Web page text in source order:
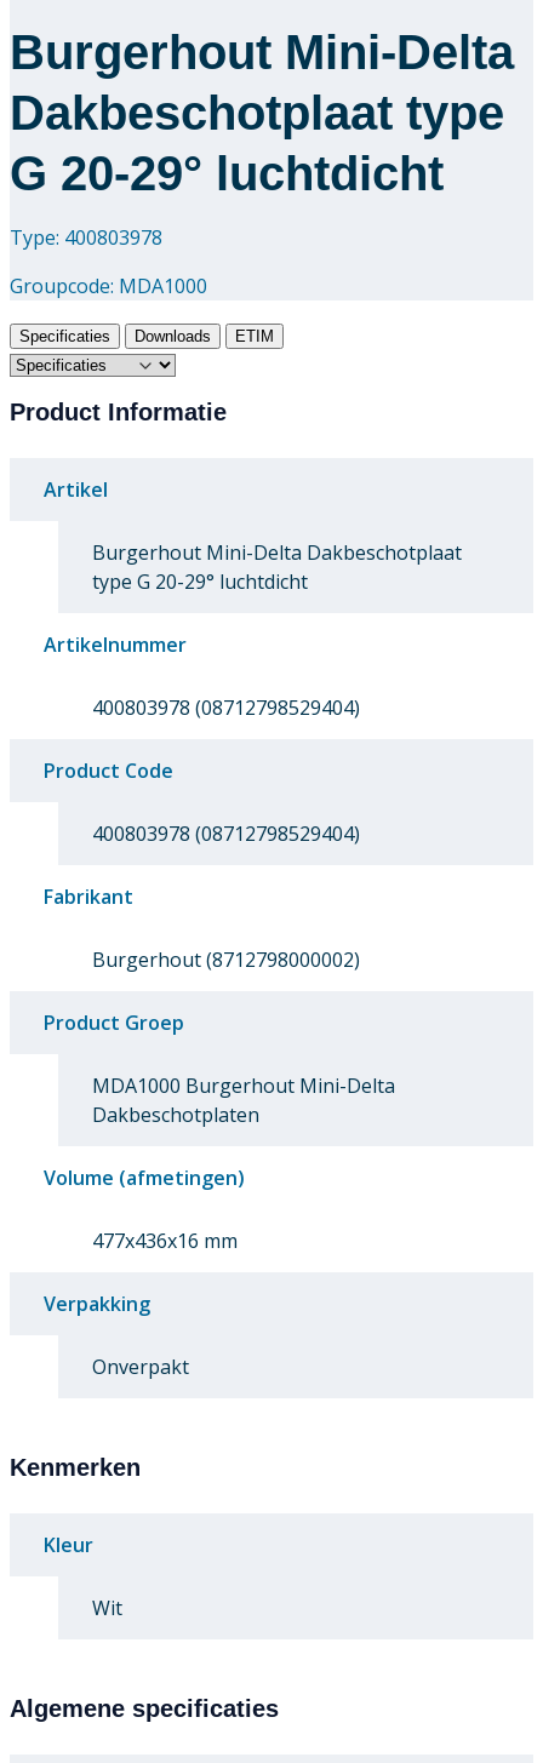
Burgerhout Mini-Delta
Dakbeschotplaat type
G 20-29° luchtdicht
Type: 400803978
Groupcode: MDA1000
Specificaties Downloads ETIM
Product Informatie
Artikel
Burgerhout Mini-Delta Dakbeschotplaat
type G 20-29° luchtdicht
Artikelnummer
400803978 (08712798529404)
Product Code
400803978 (08712798529404)
Fabrikant
Burgerhout (8712798000002)
Product Groep
MDA1000 Burgerhout Mini-Delta
Dakbeschotplaten
Volume (afmetingen)
477x436x16 mm
Verpakking
Onverpakt
Kenmerken
Kleur
Wit
Algemene specificaties